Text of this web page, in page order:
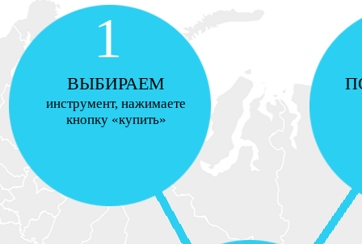
1
ВЫБИРАЕМ
инструмент, нажимаете
кнопку «купить»